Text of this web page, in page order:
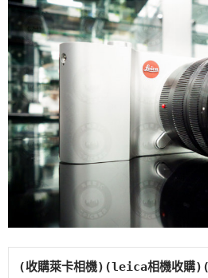
(收購萊卡相機)(leica相機收購)(